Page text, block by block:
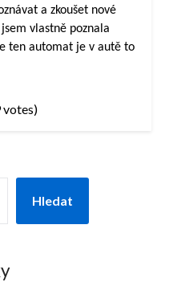
a zkoušet nové
vlastně poznala
ten automat je v autě to
votes)
Hledat